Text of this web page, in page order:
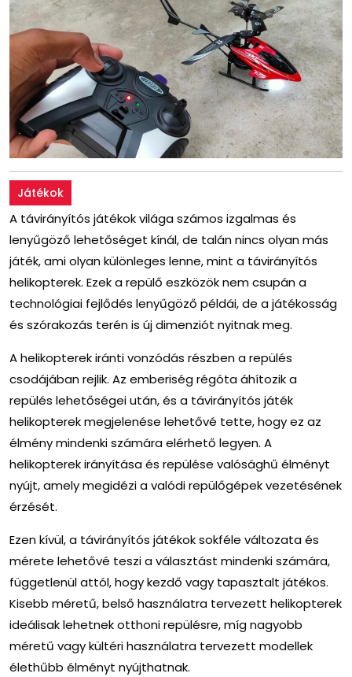
Játékok
A távirányítós játékok világa számos izgalmas és
lenyűgöző lehetőséget kínál, de talán nincs olyan más
játék, ami olyan különleges lenne, mint a távirányítós
helikopterek. Ezek a repülő eszközök nem csupán a
technológiai fejlődés lenyűgöző példái, de a játékosság
és szórakozás terén is új dimenziót nyitnak meg.
A helikopterek iránti vonzódás részben a repülés
csodájában rejlik. Az emberiség régóta áhítozik a
repülés lehetőségei után, és a távirányítós játék
helikopterek megjelenése lehetővé tette, hogy ez az
élmény mindenki számára elérhető legyen. A
helikopterek irányítása és repülése valósághű élményt
nyújt, amely megidézi a valódi repülőgépek vezetésének
érzését.
Ezen kívül, a távirányítós játékok sokféle változata és
mérete lehetővé teszi a választást mindenki számára,
függetlenül attól, hogy kezdő vagy tapasztalt játékos.
Kisebb méretű, belső használatra tervezett helikopterek
ideálisak lehetnek otthoni repülésre, míg nagyobb
méretű vagy kültéri használatra tervezett modellek
élethűbb élményt nyújthatnak.